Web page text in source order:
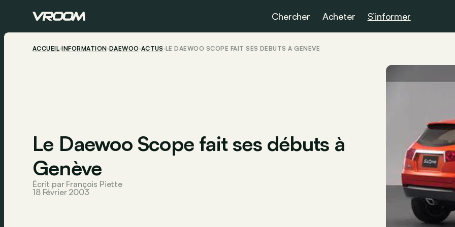
Chercher Acheter S’informer
ACCUEIL INFORMATION DAEWOO ACTUS LE DAEWOO SCOPE FAIT SES DÉBUTS À GENÈVE
Le Daewoo Scope fait ses débuts à
Genève
Écrit par François Piette
18 Février 2003